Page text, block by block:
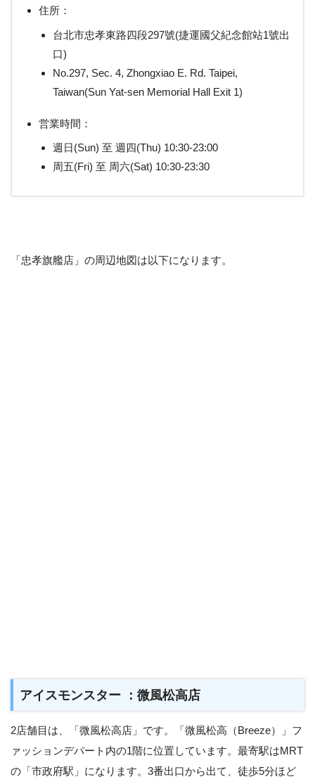
住所：
台北市忠孝東路四段297號(捷運國父紀念館站1號出
口)
No.297, Sec. 4, Zhongxiao E. Rd. Taipei,
Taiwan(Sun Yat-sen Memorial Hall Exit 1)
営業時間：
週日(Sun) 至 週四(Thu) 10:30-23:00
周五(Fri) 至 周六(Sat) 10:30-23:30
「忠孝旗艦店」の周辺地図は以下になります。
アイスモンスター ：微風松高店
2店舗目は、「微風松高店」です。「微風松高（Breeze）」フ
ァッションデパート内の1階に位置しています。最寄駅はMRT
の「市政府駅」になります。3番出口から出て、徒歩5分ほど